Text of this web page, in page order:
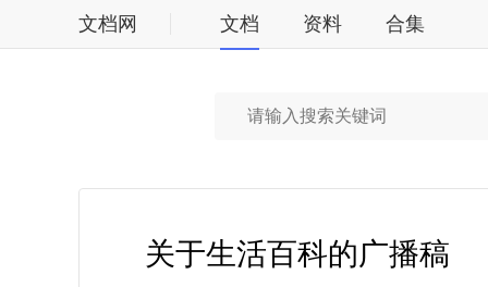
文档网 文档 资料 合集
关于生活百科的广播稿